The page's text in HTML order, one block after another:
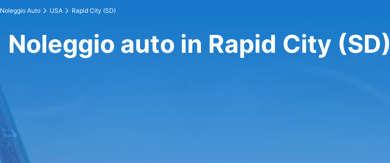
Noleggio Auto USA Rapid City (SD)
Noleggio auto in Rapid City (SD)